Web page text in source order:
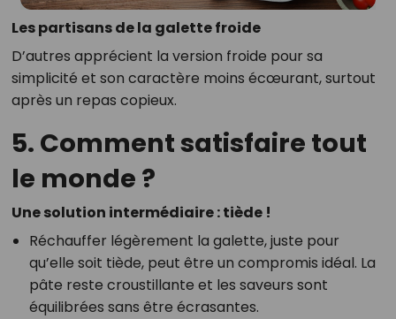
Les partisans de la galette froide
D’autres apprécient la version froide pour sa
simplicité et son caractère moins écœurant, surtout
après un repas copieux.
5. Comment satisfaire tout
le monde ?
Une solution intermédiaire : tiède !
Réchauffer légèrement la galette, juste pour
qu’elle soit tiède, peut être un compromis idéal. La
pâte reste croustillante et les saveurs sont
équilibrées sans être écrasantes.